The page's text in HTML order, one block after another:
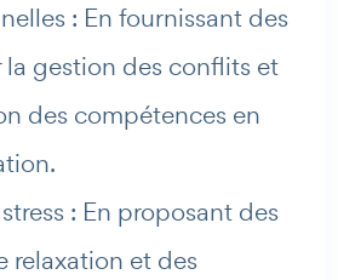
: En fournissant des
la gestion des conflits et
des compétences en
: En proposant des
relaxation et des